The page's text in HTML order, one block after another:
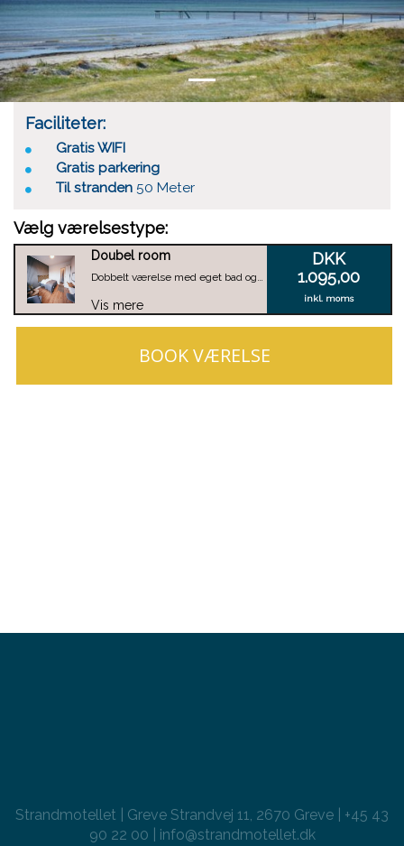
Faciliteter:
Gratis WIFI
Gratis parkering
Til stranden 50 Meter
Vælg værelsestype:
Doubel room
Dobbelt værelse med eget bad og toilet.
Vis mere
DKK
1.095,00
inkl. moms
BOOK VÆRELSE
Strandmotellet | Greve Strandvej 11, 2670 Greve | +45 43
90 22 00 | info@strandmotellet.dk